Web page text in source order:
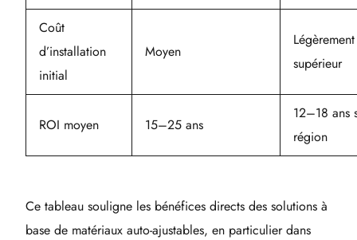
Coût
d’installation
initial
Moyen
Légèrement
supérieur
ROI moyen 15–25 ans
12–18 ans
région
Ce tableau souligne les bénéfices directs des solutions à
base de matériaux auto-ajustables, en particulier dans